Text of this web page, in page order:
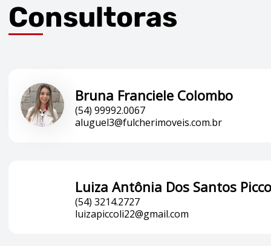
Consultoras
Bruna Franciele Colombo
(54) 99992.0067
aluguel3@fulcherimoveis.com.br
Luiza Antônia Dos Santos
(54) 3214.2727
luizapiccoli22@gmail.com